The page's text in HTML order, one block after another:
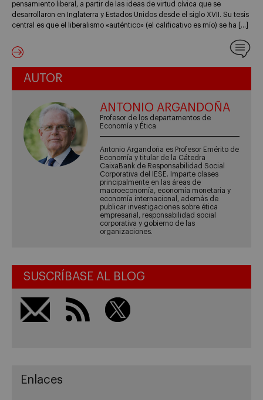
pensamiento liberal, a partir de las ideas de virtud cívica que se
desarrollaron en Inglaterra y Estados Unidos desde el siglo XVII. Su tesis
central es que el liberalismo «auténtico» (el calificativo es mío) se ha […]
AUTOR
ANTONIO ARGANDOÑA
Profesor de los departamentos de
Economía y Ética
Antonio Argandoña es Profesor Emérito de
Economía y titular de la Cátedra
CaixaBank de Responsabilidad Social
Corporativa del IESE. Imparte clases
principalmente en las áreas de
macroeconomía, economía monetaria y
economía internacional, además de
publicar investigaciones sobre ética
empresarial, responsabilidad social
corporativa y gobierno de las
organizaciones.
SUSCRÍBASE AL BLOG
Enlaces